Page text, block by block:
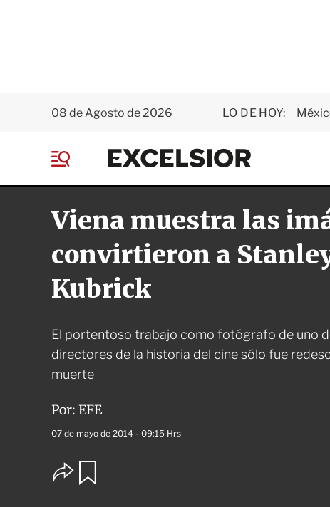
08 de Agosto de 2026 LO DE HOY:
E
x
e
s
i
o
r
e
ú
Viena muestra las
convirtieron a
Kubrick
El portentoso trabajo como fotógrafo de uno
directores de la historia del cine sólo fue
muerte
Por: EFE
07 de mayo de 2014 - 09:15 Hrs
O
p